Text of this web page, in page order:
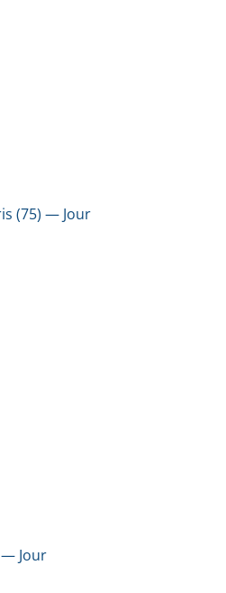
(75) — Jour
Jour